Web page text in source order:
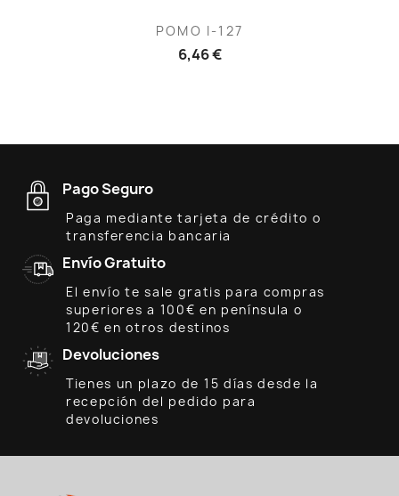
POMO I-127
6,46 €
Pago Seguro
Paga mediante tarjeta de crédito o
transferencia bancaria
Envío Gratuito
El envío te sale gratis para compras
superiores a 100€ en península o
120€ en otros destinos
Devoluciones
Tienes un plazo de 15 días desde la
recepción del pedido para
devoluciones